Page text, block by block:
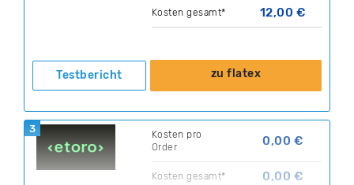
Kosten gesamt* 12,00 €
Testbericht zu flatex
3
Kosten pro
Order
0,00 €
Kosten gesamt* 0,00 €